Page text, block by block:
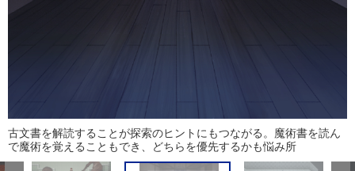
古文書を解読することが探索のヒントにもつながる。魔術書を読ん
で魔術を覚えることもでき、どちらを優先するかも悩み所